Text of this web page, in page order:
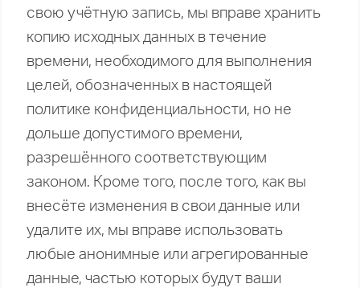
свою учётную запись, мы вправе хранить
копию исходных данных в течение
времени, необходимого для выполнения
целей, обозначенных в настоящей
политике конфиденциальности, но не
дольше допустимого времени,
разрешённого соответствующим
законом. Кроме того, после того, как вы
внесёте изменения в свои данные или
удалите их, мы вправе использовать
любые анонимные или агрегированные
данные, частью которых будут ваши